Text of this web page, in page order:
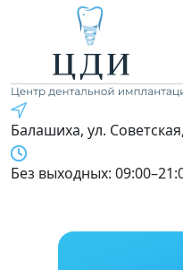
Балашиха, ул.
Без выходных: